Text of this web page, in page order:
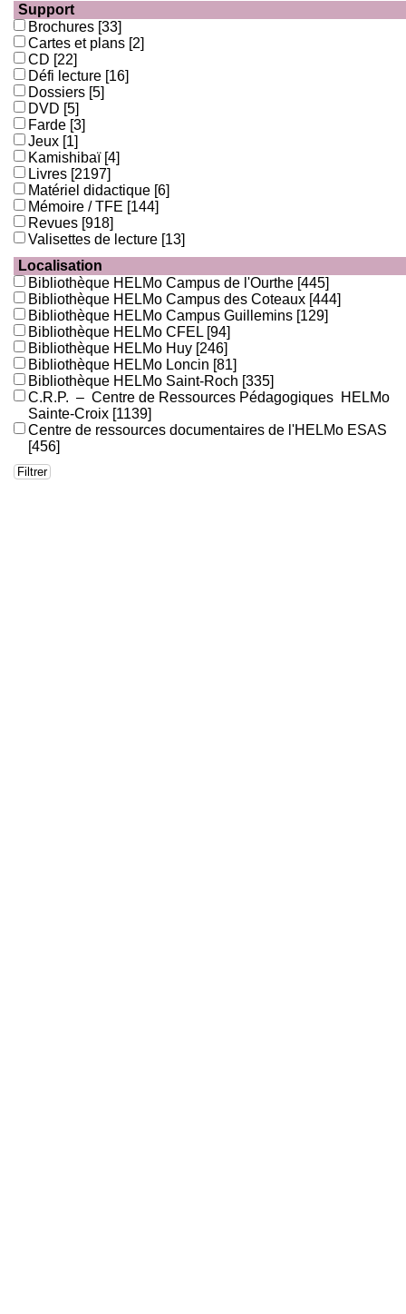
Support
Brochures [33]
Cartes et plans [2]
CD [22]
Défi lecture [16]
Dossiers [5]
DVD [5]
Farde [3]
Jeux [1]
Kamishibaï [4]
Livres [2197]
Matériel didactique [6]
Mémoire / TFE [144]
Revues [918]
Valisettes de lecture [13]
Localisation
Bibliothèque HELMo Campus de l'Ourthe [445]
Bibliothèque HELMo Campus des Coteaux [444]
Bibliothèque HELMo Campus Guillemins [129]
Bibliothèque HELMo CFEL [94]
Bibliothèque HELMo Huy [246]
Bibliothèque HELMo Loncin [81]
Bibliothèque HELMo Saint-Roch [335]
C.R.P. – Centre de Ressources Pédagogiques HELMo
Sainte-Croix [1139]
Centre de ressources documentaires de l'HELMo ESAS
[456]